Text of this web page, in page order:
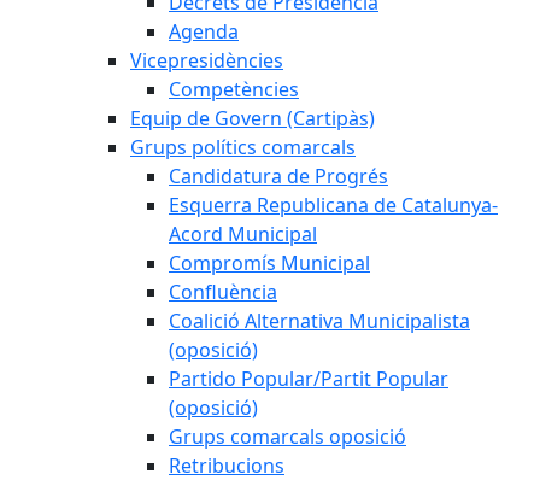
Agenda
Vicepresidències
Competències
Equip de Govern (Cartipàs)
Grups polítics comarcals
Candidatura de Progrés
Esquerra Republicana de Catalunya-
Acord Municipal
Compromís Municipal
Confluència
Coalició Alternativa Municipalista
(oposició)
Partido Popular/Partit Popular
(oposició)
Grups comarcals oposició
Retribucions